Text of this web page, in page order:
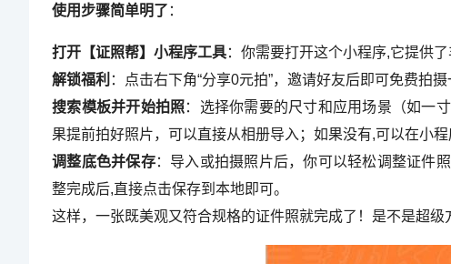
使用步骤简单明了 ：
打开【证照帮】小程序工具：你需要打开这个小程序,它提供了
解锁福利 ：点击右下角“分享0元拍”，邀请好友后即可免费拍
搜索模板并开始拍照：选择你需要的尺寸和应用场景（如一
果提前拍好照片，可以直接从相册导入；如果没有,可以在小程
调整底色并保存：导入或拍摄照片后，你可以轻松调整证件
整完成后,直接点击保存到本地即可。
这样，一张既美观又符合规格的证件照就完成了！是不是超级